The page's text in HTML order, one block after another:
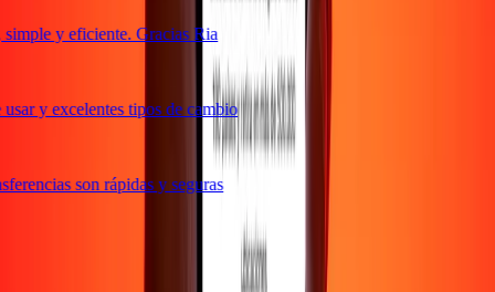
y eficiente. Gracias Ria
y excelentes tipos de cambio
son rápidas y seguras